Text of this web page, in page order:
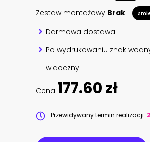
Zestaw montażowy Brak
Darmowa dostawa.
Po wydrukowaniu znak
widoczny.
Cena 177.60 zł
Przewidywany termin realizacji: